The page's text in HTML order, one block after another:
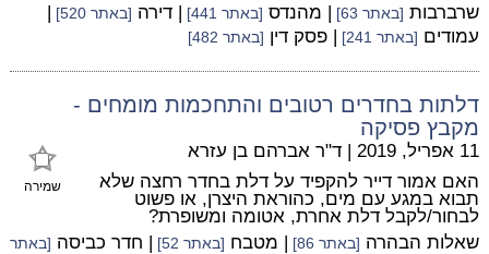
שרברבות [באתר 63] | מהנדס [באתר 441] | דירה [באתר 520]
|
עמודים [באתר 241] | פסק דין [באתר 482]
דלתות בחדרים רטובים והתחכמות מומחים -
מקבץ פסיקה
שמירה
11 אפריל, 2019 | ד"ר אברהם בן עזרא
האם אמור דייר להקפיד על דלת בחדר רחצה שלא
תבוא במגע עם מים, כהוראת היצרן, או פשוט
לבחור/לקבל דלת אחרת, אטומה ומשופרת?
שאלות הבהרה [באתר 86] | מטבח [באתר 52] | חדר כביסה [באתר